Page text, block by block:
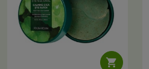
